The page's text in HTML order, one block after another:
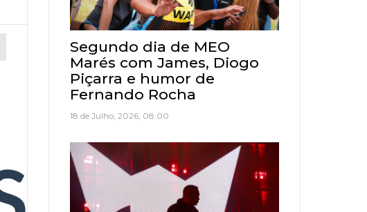
Segundo dia de MEO
Marés com James, Diogo
Piçarra e humor de
Fernando Rocha
18 de Julho, 2026, 08:00